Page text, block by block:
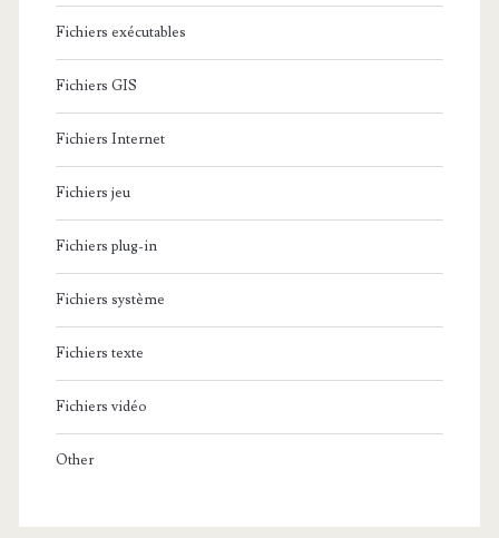
Fichiers exécutables
Fichiers GIS
Fichiers Internet
Fichiers jeu
Fichiers plug-in
Fichiers système
Fichiers texte
Fichiers vidéo
Other